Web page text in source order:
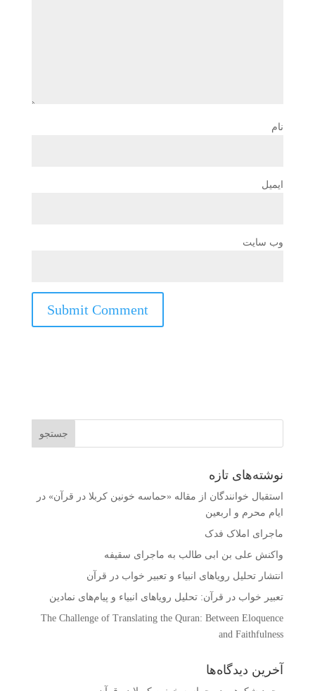
نام
ایمیل
وب‌ سایت
نوشته‌های تازه
استقبال خوانندگان از مقاله «حماسه خونین کربلا در قرآن» در
ایام محرم و اربعین
ماجرای املاک فدک
واکنش على بن ابى طالب به ماجرای سقیفه
انتشار تحلیل رویاهای انبیاء و تعبیر خواب در قرآن
تعبیر خواب در قرآن: تحلیل رویاهای انبیاء و پیام‌های نمادین
The Challenge of Translating the Quran: Between Eloquence
and Faithfulness
آخرین دیدگاه‌ها